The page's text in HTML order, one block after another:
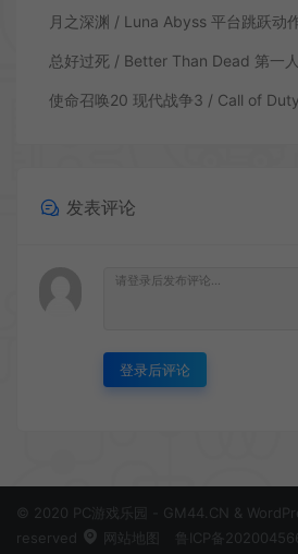
发表评论
登录后评论
© 2020 PC游戏乐园 - GM44.CN &
reserved
网站地图 鲁ICP备